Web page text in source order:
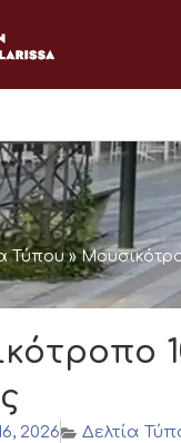
Τύπου»
2026
Δελτία